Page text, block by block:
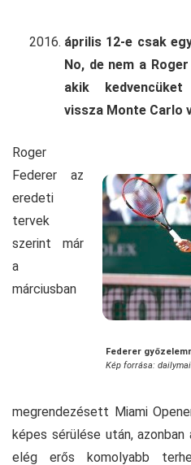
április 12-e csak
No, de nem a
akik
vissza Monte Carlo
Federer
Kép forrása:
Roger
Federer az
eredeti
tervek
szerint már
a
márciusban
megrendezésett Miami
képes sérülése után,
elég erős komolyabb